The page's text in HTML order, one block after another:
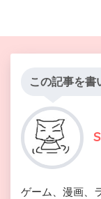
この記事を書
ゲーム、漫画、